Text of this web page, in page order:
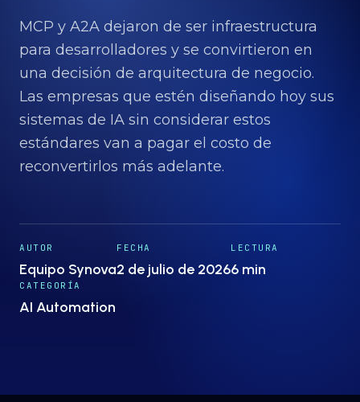
Proyectos →
Nosotros →
Insights →
MCP y A2A dejaron de ser infraestructura
para desarrolladores y se convirtieron en
una decisión de arquitectura de negocio.
Las empresas que estén diseñando hoy sus
sistemas de IA sin considerar estos
estándares van a pagar el costo de
reconvertirlos más adelante.
AUTOR
Equipo Synova
FECHA
2 de julio de 2026
LECTURA
6 min
CATEGORÍA
AI Automation